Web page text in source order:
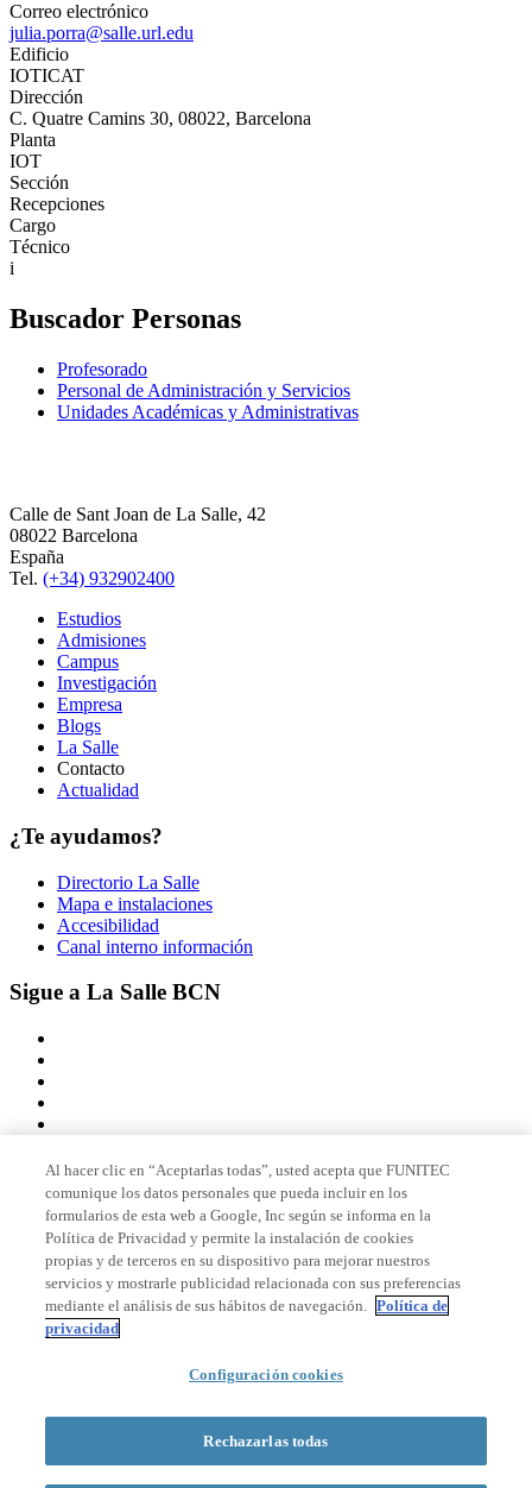
Correo electrónico
julia.porra@salle.url.edu
Edificio
IOTICAT
Dirección
C. Quatre Camins 30, 08022, Barcelona
Planta
IOT
Sección
Recepciones
Cargo
Técnico
i
Buscador Personas
Profesorado
Personal de Administración y Servicios
Unidades Académicas y Administrativas
Calle de Sant Joan de La Salle, 42
08022 Barcelona
España
Tel. (+34) 932902400
Estudios
Admisiones
Campus
Investigación
Empresa
Blogs
La Salle
Contacto
Actualidad
¿Te ayudamos?
Directorio La Salle
Mapa e instalaciones
Accesibilidad
Canal interno información
Sigue a La Salle BCN
Miembro de
Acreditaciones
© 2026 La Salle Campus Barcelona - URL |
Formulario de búsqueda
Al hacer clic en “Aceptarlas todas”, usted acepta que FUNITEC
comunique los datos personales que pueda incluir en los
formularios de esta web a Google, Inc según se informa en la
Política de Privacidad y permite la instalación de cookies
propias y de terceros en su dispositivo para mejorar nuestros
servicios y mostrarle publicidad relacionada con sus preferencias
mediante el análisis de sus hábitos de navegación. Política de
privacidad
Configuración cookies
Rechazarlas todas